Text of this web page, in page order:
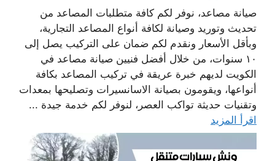
صيانة مصاعد، نوفر لكم كافة متطلبات المصاعد من
تحديث وتوريد وصيانة لكافة أنواع المصاعد التجارية،
وبأقل الأسعار ونقدم لكم ضمان على التركيب يصل إلى
١٠ سنوات، من خلال أفضل فنيين صيانة مصاعد في
الكويت لديهم خبرة عريقة في تركيب المصاعد بكافة
أنواعها، ويقومون بصيانة الاسانسيرات وتصليحها بمعدات
وتقنيات حديثة تواكب العصر، لنوفر لكم خدمة جيدة ...
اقرأ المزيد